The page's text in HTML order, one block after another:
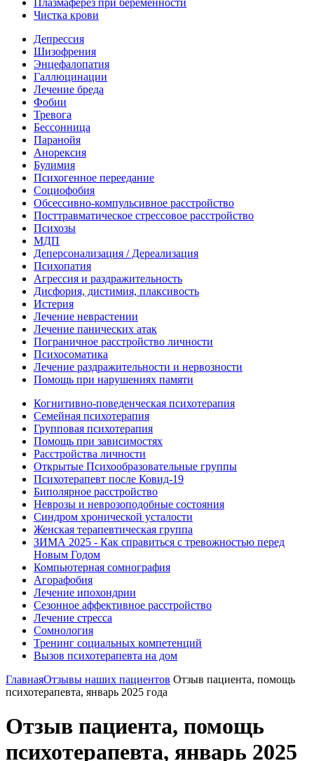
Плазмаферез при беременности
Чистка крови
Депрессия
Шизофрения
Энцефалопатия
Галлюцинации
Лечение бреда
Фобии
Тревога
Бессонница
Паранойя
Анорексия
Булимия
Психогенное переедание
Социофобия
Обсессивно-компульсивное расстройство
Посттравматическое стрессовое расстройство
Психозы
МДП
Деперсонализация / Дереализация
Психопатия
Агрессия и раздражительность
Дисфория, дистимия, плаксивость
Истерия
Лечение неврастении
Лечение панических атак
Пограничное расстройство личности
Психосоматика
Лечение раздражительности и нервозности
Помощь при нарушениях памяти
Когнитивно-поведенческая психотерапия
Семейная психотерапия
Групповая психотерапия
Помощь при зависимостях
Расстройства личности
Открытые Психообразовательные группы
Психотерапевт после Ковид-19
Биполярное расстройство
Неврозы и неврозоподобные состояния
Синдром хронической усталости
Женская терапевтическая группа
ЗИМА 2025 - Как справиться с тревожностью перед
Новым Годом
Компьютерная сомнография
Агорафобия
Лечение ипохондрии
Сезонное аффективное расстройство
Лечение стресса
Сомнология
Тренинг социальных компетенций
Вызов психотерапевта на дом
ГлавнаяОтзывы наших пациентов Отзыв пациента, помощь
психотерапевта, январь 2025 года
Отзыв пациента, помощь
психотерапевта, январь 2025